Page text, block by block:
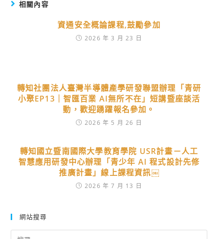
相關內容
資通安全概論課程,鼓勵參加
2026 年 3 月 23 日
轉知社團法人臺灣半導體產學研發聯盟辦理「青研
小聚EP13｜智匯百業 AI無所不在」短講暨座談活
動，歡迎踴躍報名參加。
2026 年 5 月 26 日
轉知國立暨南國際大學教育學院 USR計畫－人工
智慧應用研發中心辦理「青少年 AI 程式設計先修
推廣計畫」線上課程資訊￼
2026 年 7 月 13 日
網站搜尋